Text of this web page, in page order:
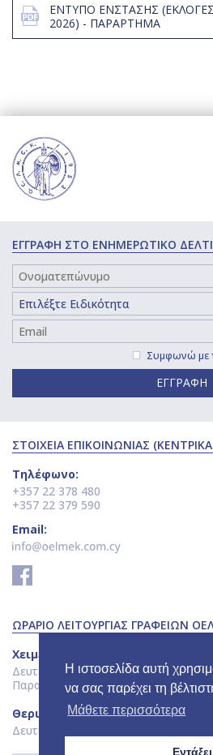
Η ιστοσελίδα αυτή
να σας παρέχει τη
Μάθετε περισσότερα
ΕΝΤΥΠΟ ΕΝΣΤΑΣΗΣ
2026) - ΠΑΡΑΡΤΗΜΑ
ΕΓΓΡΑΦΗ ΣΤΟ ΕΝΗΜΕΡΩΤΙΚΟ
Συμφωνώ με
ΕΓΓΡΑΦΗ
ΣΤΟΙΧΕΙΑ ΕΠΙΚΟΙΝΩΝΙΑΣ
Τηλέφωνο:
+357 22 378 480
+357 22 379 590
Email:
ΩΡΑΡΙΟ ΛΕΙΤΟΥΡΓΙΑΣ ΓΡΑΦΕΙΩΝ
Χειμερινό Ωράριο:
Δευτέρα - Πέμπτη: 8.00 π.μ. - 5.00 μ.μ.
Παρασκευή: 8.00 π.μ. - 2.30 μ.μ.
Θερινό Ωράριο:
Δευτέρα - Παρασκευή: 7.30 π.μ. - 2.30